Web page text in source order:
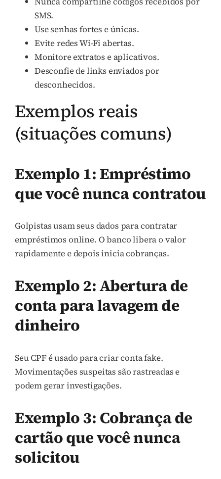
SMS.
Use senhas fortes e únicas.
Evite redes Wi-Fi abertas.
Monitore extratos e aplicativos.
Desconfie de links enviados por
desconhecidos.
Exemplos reais
(situações comuns)
Exemplo 1: Empréstimo
que você nunca contratou
Golpistas usam seus dados para contratar
empréstimos online. O banco libera o valor
rapidamente e depois inicia cobranças.
Exemplo 2: Abertura de
conta para lavagem de
dinheiro
Seu CPF é usado para criar conta fake.
Movimentações suspeitas são rastreadas e
podem gerar investigações.
Exemplo 3: Cobrança de
cartão que você nunca
solicitou